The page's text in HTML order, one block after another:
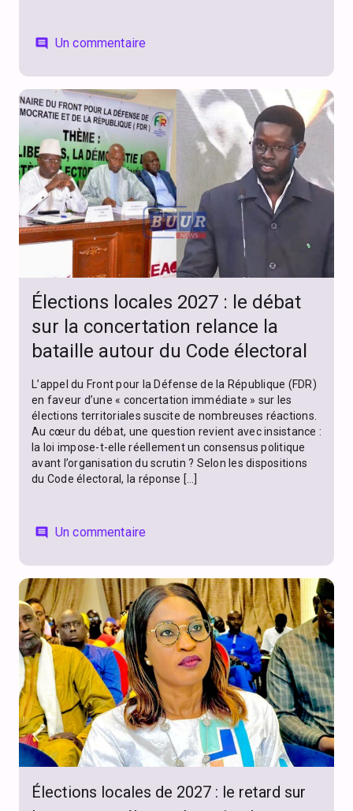
comment Un commentaire
Élections locales 2027 : le débat
sur la concertation relance la
bataille autour du Code électoral
L’appel du Front pour la Défense de la République (FDR)
en faveur d’une « concertation immédiate » sur les
élections territoriales suscite de nombreuses réactions.
Au cœur du débat, une question revient avec insistance :
la loi impose-t-elle réellement un consensus politique
avant l’organisation du scrutin ? Selon les dispositions
du Code électoral, la réponse […]
comment Un commentaire
Élections locales de 2027 : le retard sur